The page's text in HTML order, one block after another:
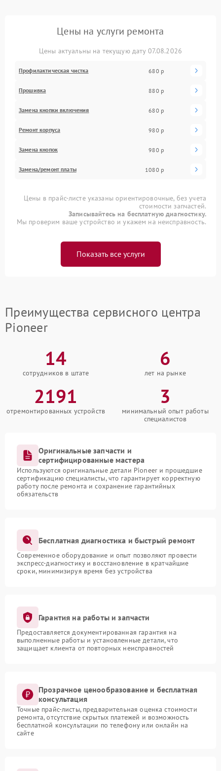
Цены на услуги ремонта
Цены актуальны на текущую дату 07.08.2026
Профилактическая чистка 680 р
Прошивка 880 р
Замена кнопки включения 680 р
Ремонт корпуса 980 р
Замена кнопок 980 р
Замена/ремонт платы 1080 р
Цены в прайс-листе указаны ориентировочные, без учета
стоимости запчастей.
Записывайтесь на бесплатную диагностику.
Мы проверим ваше устройство и укажем на неисправность.
Показать все услуги
Преимущества сервисного центра
Pioneer
14
сотрудников в штате
6
лет на рынке
2191
отремонтированных устройств
3
минимальный опыт работы
специалистов
Оригинальные запчасти и
сертифицированные мастера
Используются оригинальные детали Pioneer и прошедшие
сертификацию специалисты, что гарантирует корректную
работу после ремонта и сохранение гарантийных
обязательств
Бесплатная диагностика и быстрый ремонт
Современное оборудование и опыт позволяют провести
экспресс-диагностику и восстановление в кратчайшие
сроки, минимизируя время без устройства
Гарантия на работы и запчасти
Предоставляется документированная гарантия на
выполненные работы и установленные детали, что
защищает клиента от повторных неисправностей
Прозрачное ценообразование и бесплатная
консультация
Точные прайс-листы, предварительная оценка стоимости
ремонта, отсутствие скрытых платежей и возможность
бесплатной консультации по телефону или онлайн на
сайте